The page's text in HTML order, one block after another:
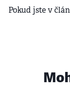
Pokud jste v